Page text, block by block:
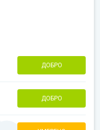
ДОБРО
ДОБРО